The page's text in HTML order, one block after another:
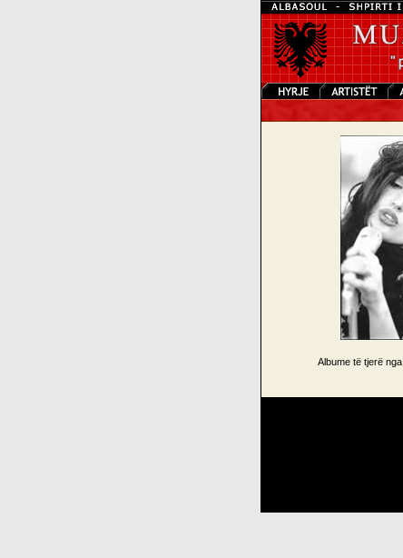
Albume të tjerë nga